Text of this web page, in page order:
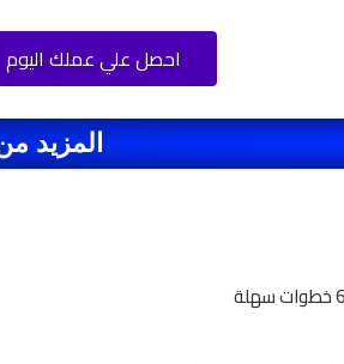
احصل علي عملك اليوم
المزيد